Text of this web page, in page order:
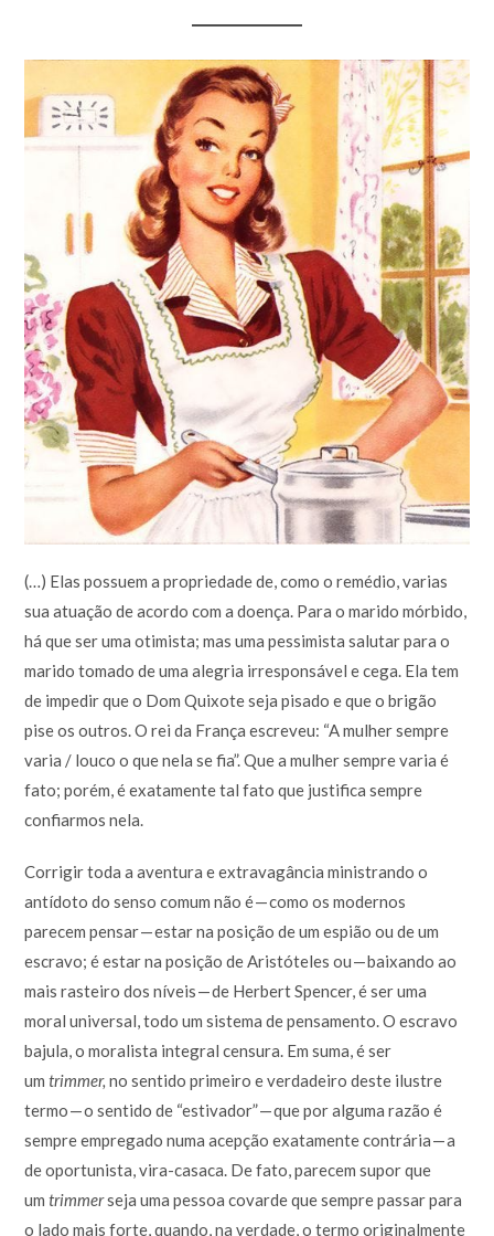
(…) Elas possuem a propriedade de, como o remédio, varias
sua atuação de acordo com a doença. Para o marido mórbido,
há que ser uma otimista; mas uma pessimista salutar para o
marido tomado de uma alegria irresponsável e cega. Ela tem
de impedir que o Dom Quixote seja pisado e que o brigão
pise os outros. O rei da França escreveu: “A mulher sempre
varia / louco o que nela se fia”. Que a mulher sempre varia é
fato; porém, é exatamente tal fato que justifica sempre
confiarmos nela.
Corrigir toda a aventura e extravagância ministrando o
antídoto do senso comum não é — como os modernos
parecem pensar — estar na posição de um espião ou de um
escravo; é estar na posição de Aristóteles ou — baixando ao
mais rasteiro dos níveis — de Herbert Spencer, é ser uma
moral universal, todo um sistema de pensamento. O escravo
bajula, o moralista integral censura. Em suma, é ser
um trimmer,no sentido primeiro e verdadeiro deste ilustre
termo — o sentido de “estivador” — que por alguma razão é
sempre empregado numa acepção exatamente contrária — a
de oportunista, vira-casaca. De fato, parecem supor que
umtrimmerseja uma pessoa covarde que sempre passar para
o lado mais forte, quando, na verdade, o termo originalmente